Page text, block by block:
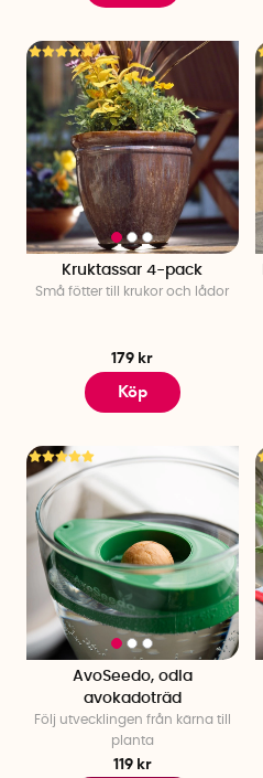
Kruktassar 4-pack
Små fötter till krukor och lådor
179 kr
Köp
AvoSeedo, odla
avokadoträd
Följ utvecklingen från kärna till
planta
119 kr